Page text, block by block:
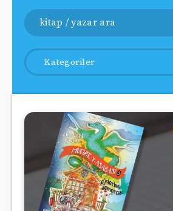
Kategoriler